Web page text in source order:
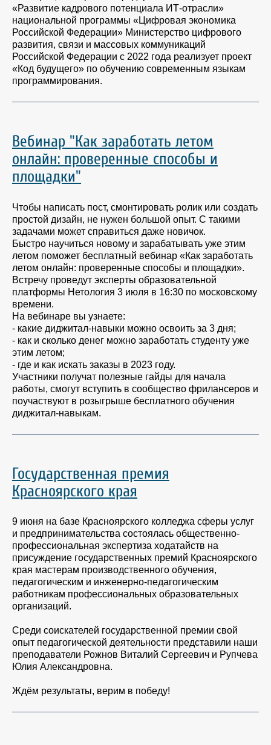
«Развитие кадрового потенциала ИТ-отрасли»
национальной программы «Цифровая экономика
Российской Федерации» Министерство цифрового
развития, связи и массовых коммуникаций
Российской Федерации с 2022 года реализует проект
«Код будущего» по обучению современным языкам
программирования.
Вебинар "Как заработать летом
онлайн: проверенные способы и
площадки"
Чтобы написать пост, смонтировать ролик или создать
простой дизайн, не нужен большой опыт. С такими
задачами может справиться даже новичок.
Быстро научиться новому и зарабатывать уже этим
летом поможет бесплатный вебинар «Как заработать
летом онлайн: проверенные способы и площадки».
Встречу проведут эксперты образовательной
платформы Нетология 3 июля в 16:30 по московскому
времени.
На вебинаре вы узнаете:
- какие диджитал-навыки можно освоить за 3 дня;
- как и сколько денег можно заработать студенту уже
этим летом;
- где и как искать заказы в 2023 году.
Участники получат полезные гайды для начала
работы, смогут вступить в сообщество фрилансеров и
поучаствуют в розыгрыше бесплатного обучения
диджитал-навыкам.
Государственная премия
Красноярского края
9 июня на базе Красноярского колледжа сферы услуг
и предпринимательства состоялась общественно-
профессиональная экспертиза ходатайств на
присуждение государственных премий Красноярского
края мастерам производственного обучения,
педагогическим и инженерно-педагогическим
работникам профессиональных образовательных
организаций.
Среди соискателей государственной премии свой
опыт педагогической деятельности представили наши
преподаватели Рожнов Виталий Сергеевич и Рупчева
Юлия Александровна.
Ждём результаты, верим в победу!